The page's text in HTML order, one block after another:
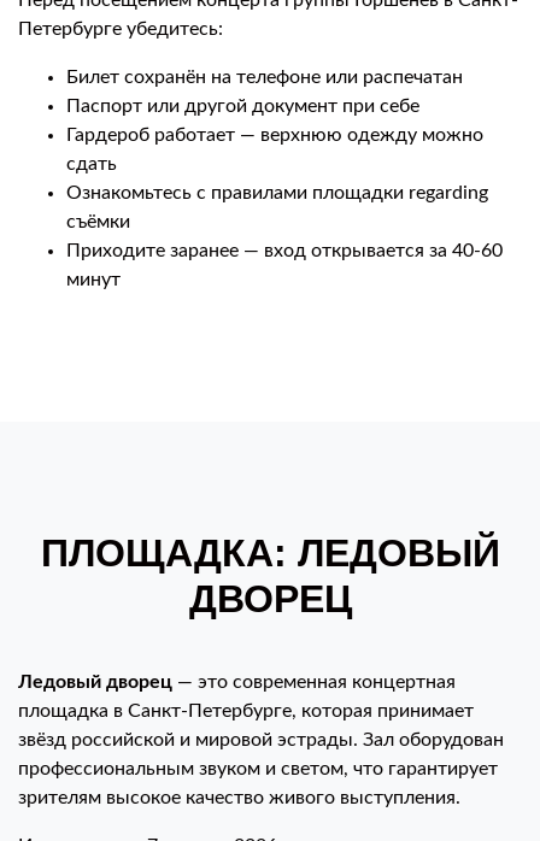
Петербурге убедитесь:
Билет сохранён на телефоне или распечатан
Паспорт или другой документ при себе
Гардероб работает — верхнюю одежду можно
сдать
Ознакомьтесь с правилами площадки regarding
съёмки
Приходите заранее — вход открывается за 40-60
минут
ПЛОЩАДКА: ЛЕДОВЫЙ
ДВОРЕЦ
Ледовый дворец — это современная концертная
площадка в Санкт-Петербурге, которая принимает
звёзд российской и мировой эстрады. Зал оборудован
профессиональным звуком и светом, что гарантирует
зрителям высокое качество живого выступления.